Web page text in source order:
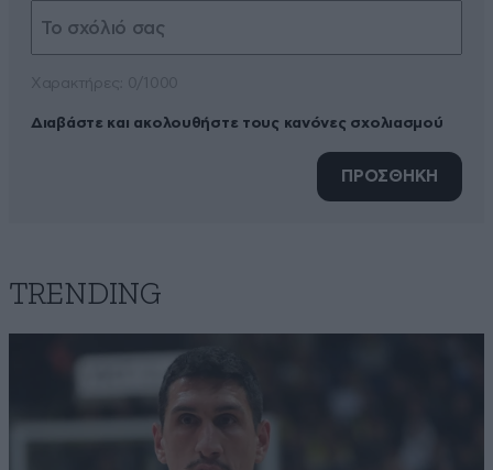
Διαβάστε και ακολουθήστε τους κανόνες σχολιασμού
ΠΡΟΣΘΗΚΗ
TRENDING